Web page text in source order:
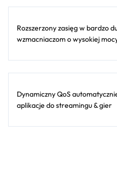
Rozszerzony zasięg w bardzo
wzmacniaczom o wysokiej
Dynamiczny QoS
aplikacje do streamingu & gier